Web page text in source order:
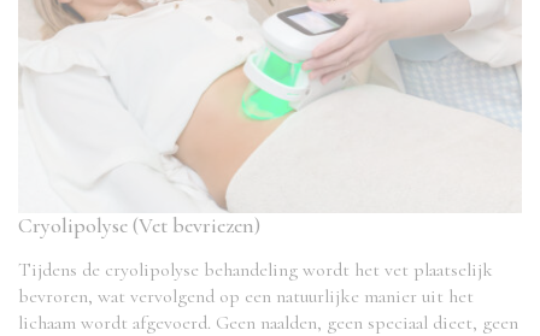
Cryolipolyse (Vet bevriezen)
Tijdens de cryolipolyse behandeling wordt het vet plaatselijk
bevroren, wat vervolgend op een natuurlijke manier uit het
lichaam wordt afgevoerd. Geen naalden, geen speciaal dieet, geen